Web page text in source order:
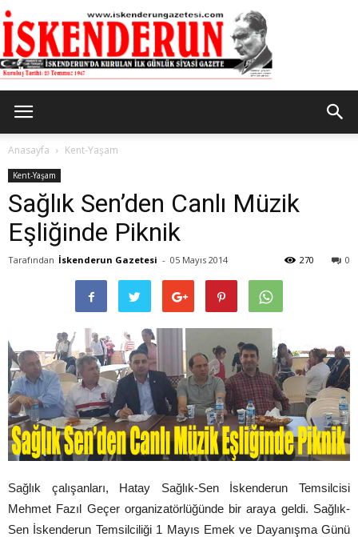
Gazetesi
Anasayfa Kent-Yaşam
Kent-Yaşam
Sağlık Sen’den Canlı Müzik
Eşliğinde Piknik
Tarafından İskenderun Gazetesi - 05 Mayıs 2014 0
270
Sağlık çalışanları, Hatay Sağlık-Sen İskenderun Temsilcisi
Mehmet Fazıl Geçer organizatörlüğünde bir araya geldi. Sağlık-
Sen İskenderun Temsilciliği 1 Mayıs Emek ve Dayanışma Günü